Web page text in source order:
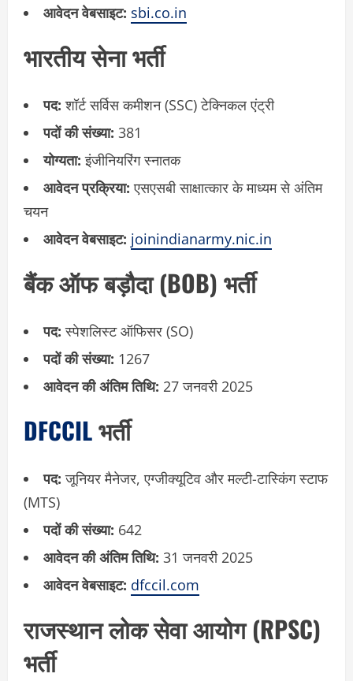
आवेदन वेबसाइट: sbi.co.in
भारतीय सेना भर्ती
पद: शॉर्ट सर्विस कमीशन (SSC) टेक्निकल एंट्री
पदों की संख्या: 381
योग्यता: इंजीनियरिंग स्नातक
आवेदन प्रक्रिया: एसएसबी साक्षात्कार के माध्यम से अंतिम
चयन
आवेदन वेबसाइट: joinindianarmy.nic.in
बैंक ऑफ बड़ौदा (BOB) भर्ती
पद: स्पेशलिस्ट ऑफिसर (SO)
पदों की संख्या: 1267
आवेदन की अंतिम तिथि: 27 जनवरी 2025
DFCCILभर्ती
पद: जूनियर मैनेजर, एग्जीक्यूटिव और मल्टी-टास्किंग स्टाफ
(MTS)
पदों की संख्या: 642
आवेदन की अंतिम तिथि: 31 जनवरी 2025
आवेदन वेबसाइट: dfccil.com
राजस्थान लोक सेवा आयोग (RPSC)
भर्ती